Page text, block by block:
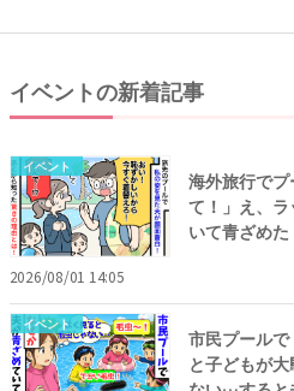
イベントの新着記事
イベント
海外旅行で
て！」え、
いて青ざめた
2026/08/01 14:05
イベント
市民プールで
と子どもが